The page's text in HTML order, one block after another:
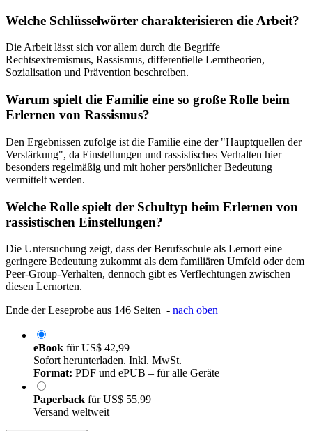
Welche Schlüsselwörter charakterisieren die Arbeit?
Die Arbeit lässt sich vor allem durch die Begriffe
Rechtsextremismus, Rassismus, differentielle Lerntheorien,
Sozialisation und Prävention beschreiben.
Warum spielt die Familie eine so große Rolle beim
Erlernen von Rassismus?
Den Ergebnissen zufolge ist die Familie eine der "Hauptquellen der
Verstärkung", da Einstellungen und rassistisches Verhalten hier
besonders regelmäßig und mit hoher persönlicher Bedeutung
vermittelt werden.
Welche Rolle spielt der Schultyp beim Erlernen von
rassistischen Einstellungen?
Die Untersuchung zeigt, dass der Berufsschule als Lernort eine
geringere Bedeutung zukommt als dem familiären Umfeld oder dem
Peer-Group-Verhalten, dennoch gibt es Verflechtungen zwischen
diesen Lernorten.
Ende der Leseprobe aus 146 Seiten - nach oben
eBook fürUS$ 42,99
Sofort herunterladen. Inkl. MwSt.
Format: PDF und ePUB – für alle Geräte
Paperback fürUS$ 55,99
Versand weltweit